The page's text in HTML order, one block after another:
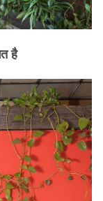
है